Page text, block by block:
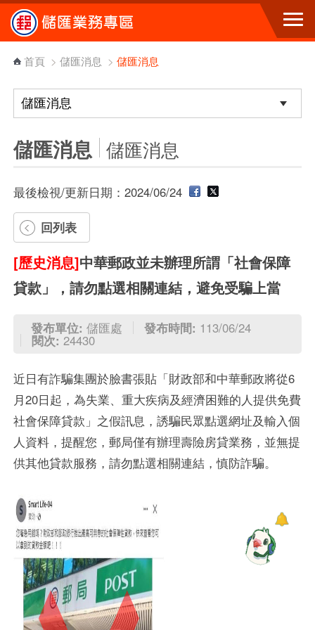
跳到主要內容區塊
首頁 > 儲匯消息 > 儲匯消息
儲匯消息 儲匯消息
最後檢視/更新日期：2024/06/24
回列表
[歷史消息]中華郵政並未辦理所謂「社會保障
貸款」，請勿點選相關連結，避免受騙上當
發布單位: 儲匯處 發布時間: 113/06/24
閱次: 24430
近日有詐騙集團於臉書張貼「財政部和中華郵政將從6
月20日起，為失業、重大疾病及經濟困難的人提供免費
社會保障貸款」之假訊息，誘騙民眾點選網址及輸入個
人資料，提醒您，郵局僅有辦理壽險房貸業務，並無提
供其他貸款服務，請勿點選相關連結，慎防詐騙。